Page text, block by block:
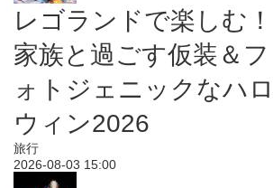
レゴランドで楽しむ！
家族と過ごす仮装＆フ
ォトジェニックなハロ
ウィン2026
旅行
2026-08-03 15:00